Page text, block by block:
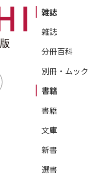
雑誌
雑誌
分冊百科
別冊・ムック
書籍
書籍
文庫
新書
選書